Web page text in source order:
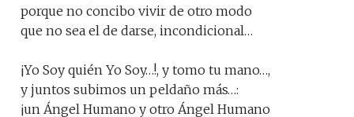
porque no concibo vivir de otro modo
que no sea el de darse, incondicional…
¡Yo Soy quién Yo Soy…!, y tomo tu mano…,
y juntos subimos un peldaño más…:
¡un Ángel Humano y otro Ángel Humano